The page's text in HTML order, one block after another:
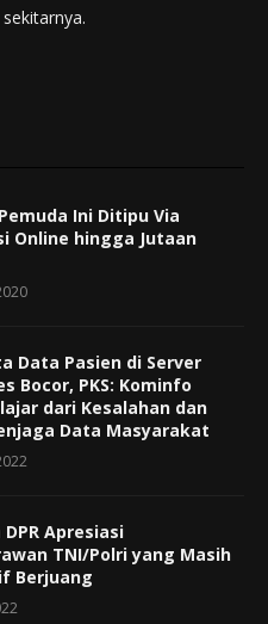
Ini Ditipu Via
Online hingga Jutaan
Data Pasien di Server
Bocor, PKS: Kominfo
dari Kesalahan dan
Data Masyarakat
Apresiasi
TNI/Polri yang Masih
Berjuang